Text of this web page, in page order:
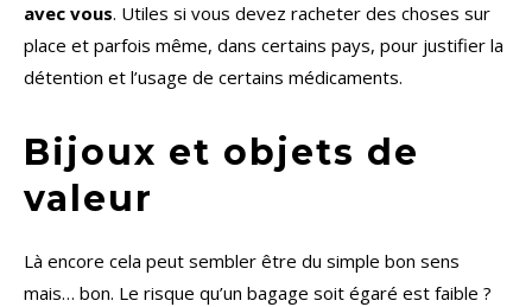
avec vous. Utiles si vous devez racheter des choses sur
place et parfois même, dans certains pays, pour justifier la
détention et l’usage de certains médicaments.
Bijoux et objets de
valeur
Là encore cela peut sembler être du simple bon sens
mais… bon. Le risque qu’un bagage soit égaré est faible ?